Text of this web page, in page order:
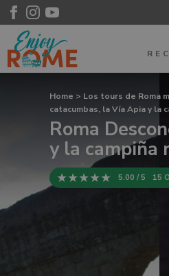
Home > Los tours de Roma
catacumbas, la Vía Apia y la
Roma
y la campiña
5.00 / 5 15